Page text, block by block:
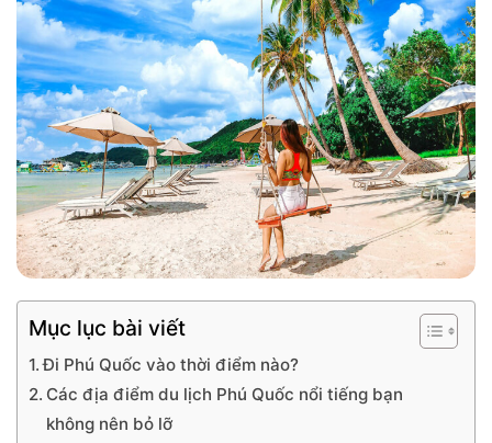
Mục lục bài viết
Đi Phú Quốc vào thời điểm nào?
Các địa điểm du lịch Phú Quốc nổi tiếng bạn
không nên bỏ lỡ